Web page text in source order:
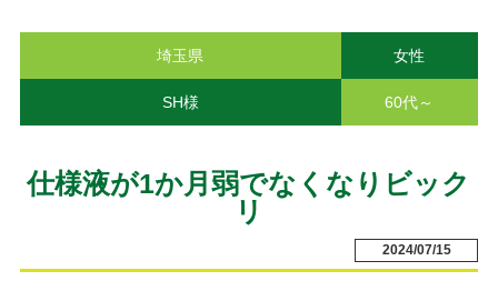
埼玉県 女性
SH様 60代～
仕様液が1か月弱でなくなりビック
リ
2024/07/15